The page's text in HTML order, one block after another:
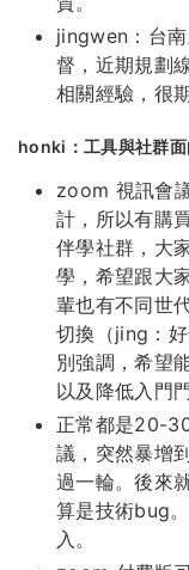
jingwen：台
督，近期規劃
相關經驗，很
honki：工具與社群
zoom 視訊會
計，所以有購
伴學社群，大
學，希望跟大
輩也有不同世
切換（jing：
別強調，希望
以及降低入門門
正常都是20-
議，突然暴增
過一輪。後來
算是技術bug
入。